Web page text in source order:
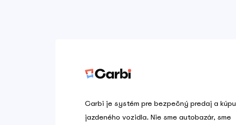
Carbi je systém pre bezpečný predaj a kúpu
jazdeného vozidla. Nie sme autobazár, sme